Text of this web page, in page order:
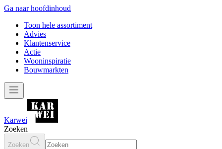
Ga naar hoofdinhoud
Toon hele assortiment
Advies
Klantenservice
Actie
Wooninspiratie
Bouwmarkten
Karwei
Zoeken
Zoeken